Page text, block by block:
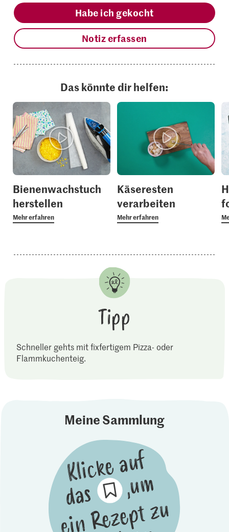
Habe ich gekocht
Notiz erfassen
Das könnte dir helfen:
Bienenwachstuch
herstellen
Mehr erfahren
Käseresten
verarbeiten
Mehr erfahren
Tipp
Schneller gehts mit fixfertigem Pizza- oder
Flammkuchenteig.
Meine Sammlung